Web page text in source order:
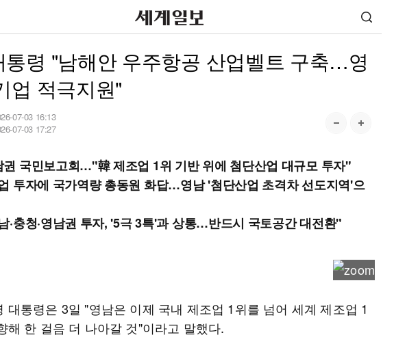
통령 "남해안 우주항공 산업벨트 구축…영
업 적극지원"
07-03 16:13
07-03 17:27
권 국민보고회…"韓 제조업 1위 기반 위에 첨단산업 대규모 투자"
투자에 국가역량 총동원 화답…영남 '첨단산업 초격차 선도지역'으
·충청·영남권 투자, '5극 3특'과 상통…반드시 국토공간 대전환"
대통령은 3일 "영남은 이제 국내 제조업 1위를 넘어 세계 제조업 1
해 한 걸음 더 나아갈 것"이라고 말했다.